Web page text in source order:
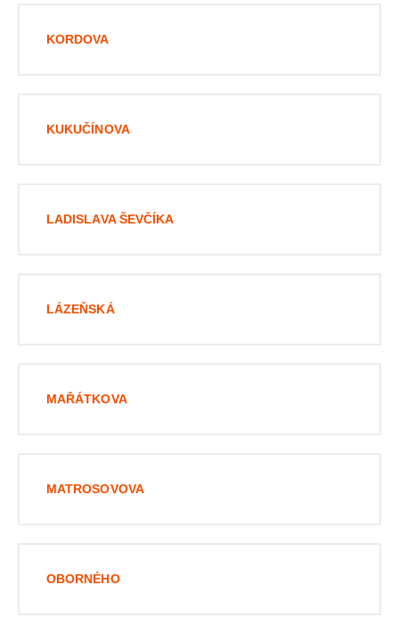
KORDOVA
KUKUČÍNOVA
LADISLAVA ŠEVČÍKA
LÁZEŇSKÁ
MAŘÁTKOVA
MATROSOVOVA
OBORNÉHO